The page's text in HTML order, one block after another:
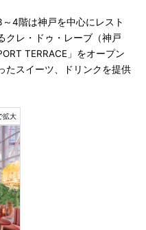
4階は神戸を中心にレスト
クレ・ドゥ・レーブ（神戸
TERRACE」をオープン
たスイーツ、ドリンクを提供